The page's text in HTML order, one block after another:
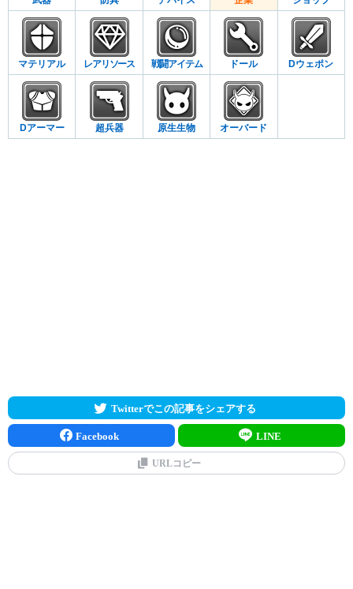
マテリアル レアリソース 戦闘アイテム ドール Dウェポン
Dアーマー 超兵器 原生生物 オーバード
Twitterでこの記事をシェアする
Facebook LINE
URLコピー